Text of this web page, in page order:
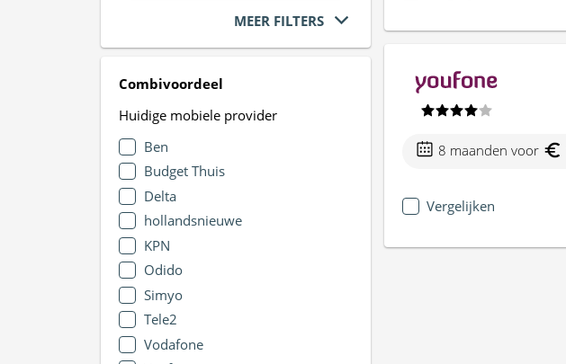
MEER FILTERS
Combivoordeel
Huidige mobiele provider
Ben
Budget Thuis
Delta
hollandsnieuwe
KPN
Odido
Simyo
Tele2
Vodafone
8 maanden voor
Vergelijken